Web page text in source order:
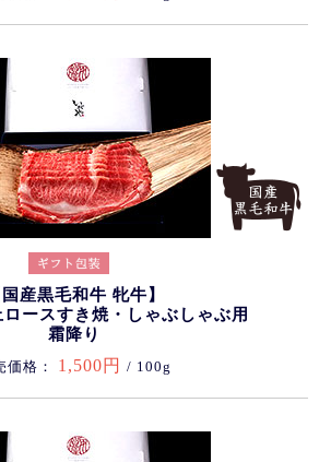
国産黒毛和牛 牝牛】
ースすき焼・しゃぶしゃぶ用
霜降り
価格： 1,500円 / 100g